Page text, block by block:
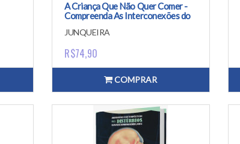
A Criança Que Não Quer Comer -
Compreenda As Interconexões do
La
JUNQUEIRA
R$74,90
COMPRAR